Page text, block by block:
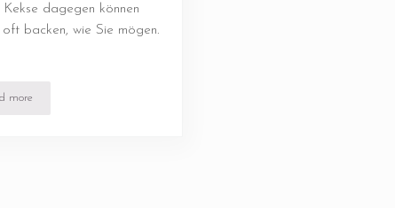
Kekse dagegen können
backen, wie Sie mögen.
more
Weihnachtsmänner